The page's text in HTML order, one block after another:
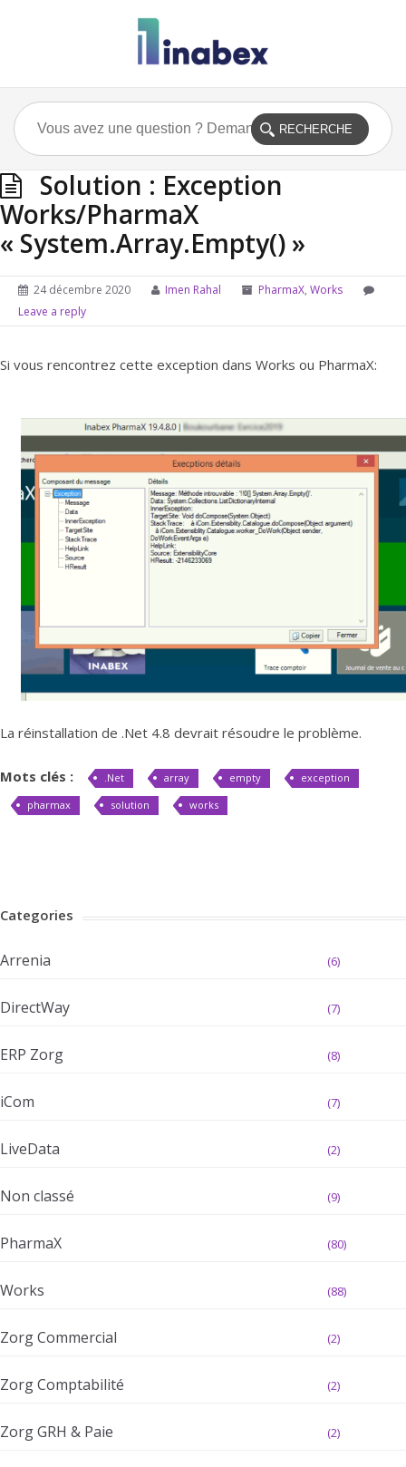
Solution : Exception
Works/PharmaX
« System.Array.Empty() »
24 décembre 2020 Imen Rahal PharmaX, Works
Leave a reply
Si vous rencontrez cette exception dans Works ou PharmaX:
La réinstallation de .Net 4.8 devrait résoudre le problème.
Mots clés : .Net array empty
exception
pharmax
solution works
Categories
Arrenia (6)
DirectWay (7)
ERP Zorg (8)
iCom (7)
LiveData (2)
Non classé (9)
PharmaX (80)
Works (88)
Zorg Commercial (2)
Zorg Comptabilité (2)
Zorg GRH & Paie (2)